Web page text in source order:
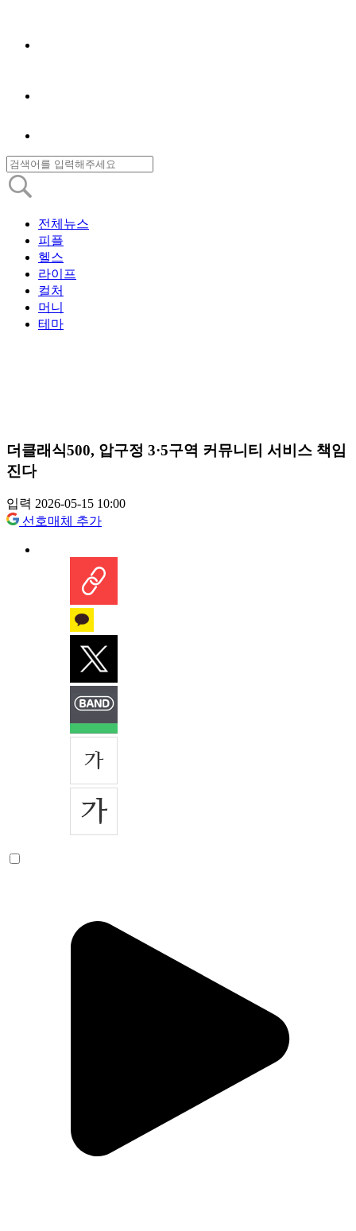
전체뉴스
피플
헬스
라이프
컬처
머니
테마
더클래식500, 압구정 3·5구역 커뮤니티 서비스 책임
진다
입력 2026-05-15 10:00
선호매체 추가